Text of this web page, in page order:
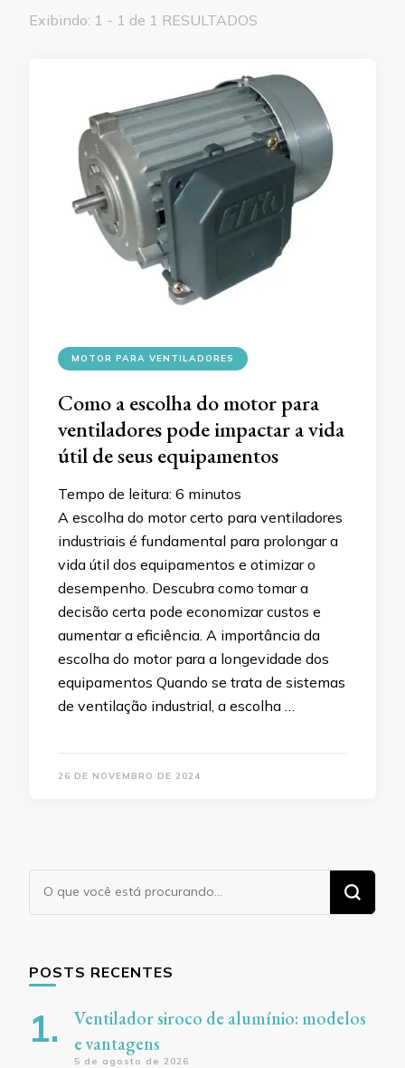
Exibindo: 1 - 1 de 1 RESULTADOS
MOTOR PARA VENTILADORES
Como a escolha do motor para
ventiladores pode impactar a vida
útil de seus equipamentos
Tempo de leitura: 6 minutos
A escolha do motor certo para ventiladores
industriais é fundamental para prolongar a
vida útil dos equipamentos e otimizar o
desempenho. Descubra como tomar a
decisão certa pode economizar custos e
aumentar a eficiência. A importância da
escolha do motor para a longevidade dos
equipamentos Quando se trata de sistemas
de ventilação industrial, a escolha …
26 DE NOVEMBRO DE 2024
Procurando
algo?
POSTS RECENTES
Ventilador siroco de alumínio: modelos
e vantagens
5 de agosto de 2026